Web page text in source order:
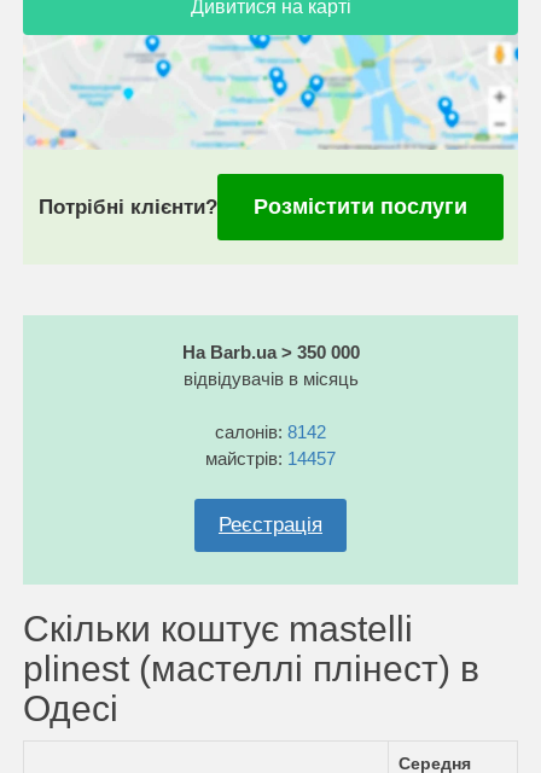
Дивитися на карті
Потрібні клієнти? Розмістити послуги
На Barb.ua > 350 000
відвідувачів в місяць
салонів: 8142
майстрів: 14457
Реєстрація
Скільки коштує mastelli
plinest (мастеллі плінест) в
Одесі
Середня